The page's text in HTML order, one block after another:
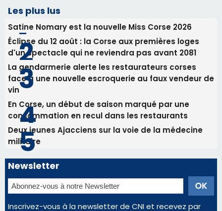
En Corse, un début de saison marqué par une
consommation en recul dans les restaurants
Deux jeunes Ajacciens sur la voie de la médecine
militaire
Newsletter
Inscrivez-vous à la newsletter de CNI et recevez par
email les infos les plus importantes et une sélection de
nos meilleurs articles
Régie publicitaire